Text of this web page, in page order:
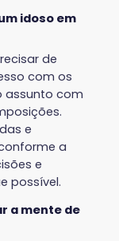
idoso em
de
com os
assunto com
e
a
e
possível.
a mente de